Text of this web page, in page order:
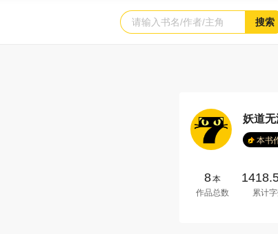
搜索
妖道无
本书
8本
作品总数
累计